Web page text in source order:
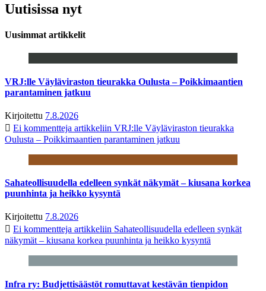
Uutisissa nyt
Uusimmat artikkelit
VRJ:lle Väyläviraston tieurakka Oulusta – Poikkimaantien
parantaminen jatkuu
Kirjoitettu 7.8.2026
Ei kommentteja artikkeliin VRJ:lle Väyläviraston tieurakka
Oulusta – Poikkimaantien parantaminen jatkuu
Sahateollisuudella edelleen synkät näkymät – kiusana korkea
puunhinta ja heikko kysyntä
Kirjoitettu 7.8.2026
Ei kommentteja artikkeliin Sahateollisuudella edelleen synkät
näkymät – kiusana korkea puunhinta ja heikko kysyntä
Infra ry: Budjettisäästöt romuttavat kestävän tienpidon